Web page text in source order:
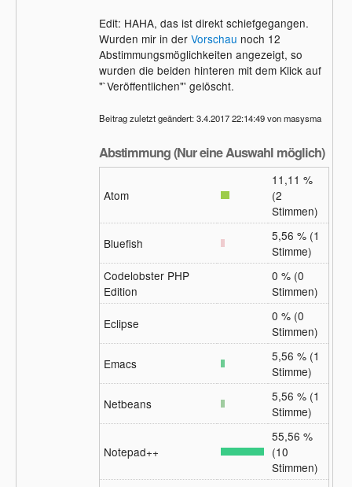
Edit: HAHA, das ist direkt schiefgegangen.
Wurden mir in der Vorschau noch 12
Abstimmungsmöglichkeiten angezeigt, so
wurden die beiden hinteren mit dem Klick auf
"`Veröffentlichen"' gelöscht.
Beitrag zuletzt geändert: 3.4.2017 22:14:49 von masysma
Abstimmung (Nur eine Auswahl möglich)
Atom
11,11 %
(2
Stimmen)
Bluefish
5,56 % (1
Stimme)
Codelobster PHP
Edition
0 % (0
Stimmen)
Eclipse
0 % (0
Stimmen)
Emacs
5,56 % (1
Stimme)
Netbeans
5,56 % (1
Stimme)
Notepad++
55,56 %
(10
Stimmen)